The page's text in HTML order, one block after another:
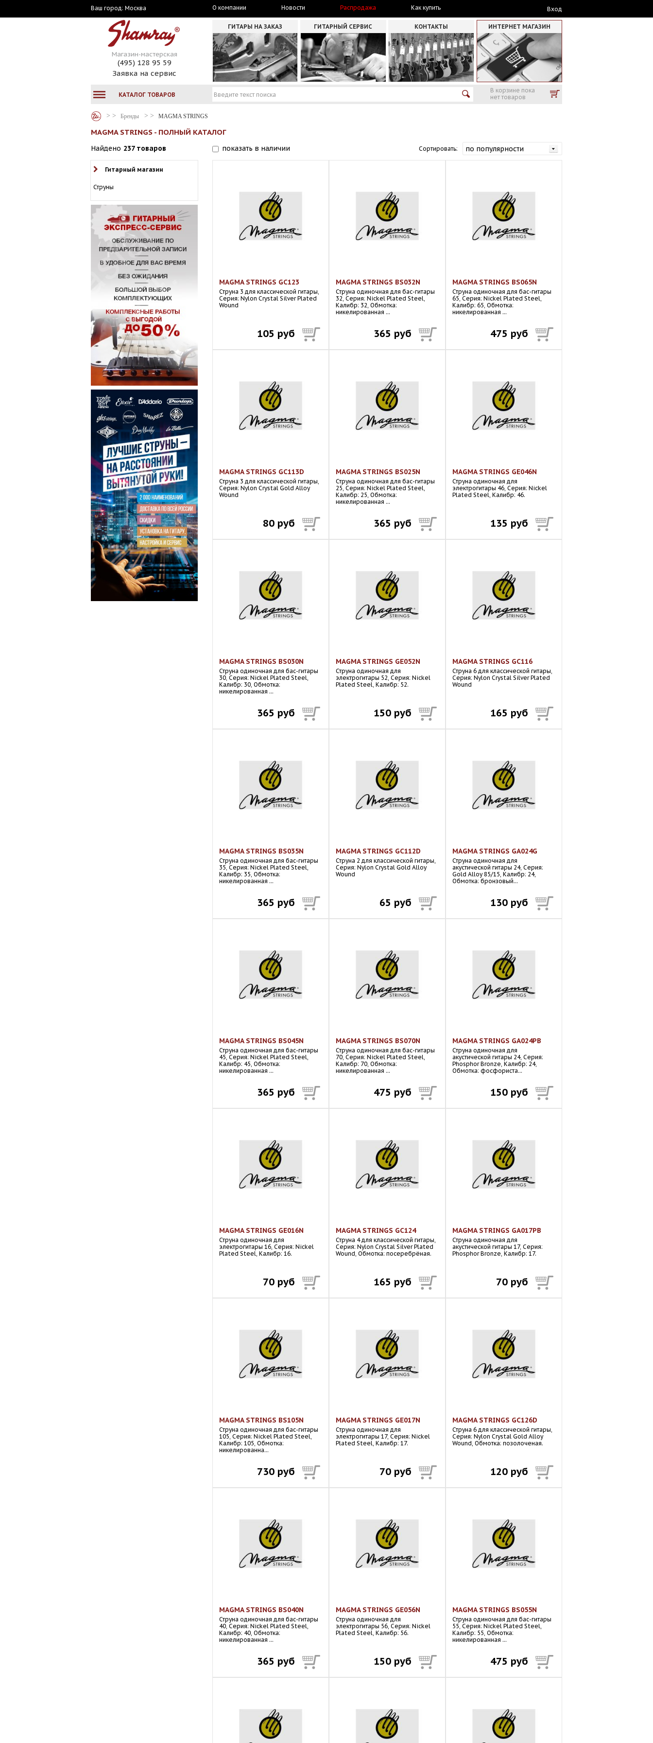
Ваш город: Москва О компании Новости Распродажа Как купить Вход
Магазин-мастерская
(495) 128 95 59
Заявка на сервис
ГИТАРЫ НА ЗАКАЗ ГИТАРНЫЙ СЕРВИС КОНТАКТЫ ИНТЕРНЕТ МАГАЗИН
КАТАЛОГ ТОВАРОВ
В корзине пока
нет товаров
Бренды MAGMA STRINGS
MAGMA STRINGS - ПОЛНЫЙ КАТАЛОГ
Найдено 237 товаров показать в наличии Сортировать:
Гитарный магазин
Струны
MAGMA STRINGS GC123
Струна 3 для классической гитары,
Серия: Nylon Crystal Silver Plated
Wound
105 руб
MAGMA STRINGS BS032N
Струна одиночная для бас-гитары
32, Серия: Nickel Plated Steel,
Калибр: 32, Обмотка:
никелированная ...
365 руб
MAGMA STRINGS BS065N
Струна одиночная для бас-гитары
65, Серия: Nickel Plated Steel,
Калибр: 65, Обмотка:
никелированная ...
475 руб
MAGMA STRINGS GC113D
Струна 3 для классической гитары,
Серия: Nylon Crystal Gold Alloy
Wound
80 руб
MAGMA STRINGS BS025N
Струна одиночная для бас-гитары
25, Серия: Nickel Plated Steel,
Калибр: 25, Обмотка:
никелированная ...
365 руб
MAGMA STRINGS GE046N
Струна одиночная для
электрогитары 46, Серия: Nickel
Plated Steel, Калибр: 46.
135 руб
MAGMA STRINGS BS030N
Струна одиночная для бас-гитары
30, Серия: Nickel Plated Steel,
Калибр: 30, Обмотка:
никелированная ...
365 руб
MAGMA STRINGS GE052N
Струна одиночная для
электрогитары 52, Серия: Nickel
Plated Steel, Калибр: 52.
150 руб
MAGMA STRINGS GC116
Струна 6 для классической гитары,
Серия: Nylon Crystal Silver Plated
Wound
165 руб
MAGMA STRINGS BS035N
Струна одиночная для бас-гитары
35, Серия: Nickel Plated Steel,
Калибр: 35, Обмотка:
никелированная ...
365 руб
MAGMA STRINGS GC112D
Струна 2 для классической гитары,
Серия: Nylon Crystal Gold Alloy
Wound
65 руб
MAGMA STRINGS GA024G
Струна одиночная для
акустической гитары 24, Серия:
Gold Alloy 85/15, Калибр: 24,
Обмотка: бронзовый...
130 руб
MAGMA STRINGS BS045N
Струна одиночная для бас-гитары
45, Серия: Nickel Plated Steel,
Калибр: 45, Обмотка:
никелированная ...
365 руб
MAGMA STRINGS BS070N
Струна одиночная для бас-гитары
70, Серия: Nickel Plated Steel,
Калибр: 70, Обмотка:
никелированная ...
475 руб
MAGMA STRINGS GA024PB
Струна одиночная для
акустической гитары 24, Серия:
Phosphor Bronze, Калибр: 24,
Обмотка: фосфориста...
150 руб
MAGMA STRINGS GE016N
Струна одиночная для
электрогитары 16, Серия: Nickel
Plated Steel, Калибр: 16.
70 руб
MAGMA STRINGS GC124
Струна 4 для классической гитары,
Серия: Nylon Crystal Silver Plated
Wound, Обмотка: посеребрёная.
165 руб
MAGMA STRINGS GA017PB
Струна одиночная для
акустической гитары 17, Серия:
Phosphor Bronze, Калибр: 17.
70 руб
MAGMA STRINGS BS105N
Струна одиночная для бас-гитары
105, Серия: Nickel Plated Steel,
Калибр: 105, Обмотка:
никелированна...
730 руб
MAGMA STRINGS GE017N
Струна одиночная для
электрогитары 17, Серия: Nickel
Plated Steel, Калибр: 17.
70 руб
MAGMA STRINGS GC126D
Струна 6 для классической гитары,
Серия: Nylon Crystal Gold Alloy
Wound, Обмотка: позолоченая.
120 руб
MAGMA STRINGS BS040N
Струна одиночная для бас-гитары
40, Серия: Nickel Plated Steel,
Калибр: 40, Обмотка:
никелированная ...
365 руб
MAGMA STRINGS GE056N
Струна одиночная для
электрогитары 56, Серия: Nickel
Plated Steel, Калибр: 56.
150 руб
MAGMA STRINGS BS055N
Струна одиночная для бас-гитары
55, Серия: Nickel Plated Steel,
Калибр: 55, Обмотка:
никелированная ...
475 руб